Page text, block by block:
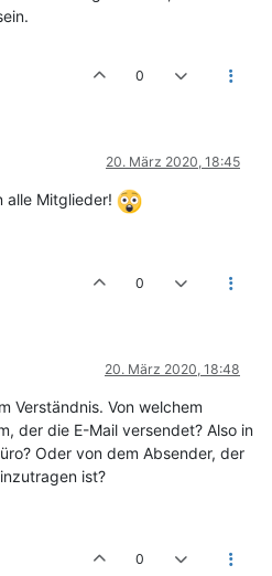
0
20. März 2020, 18:45
alle Mitglieder!
0
20. März 2020, 18:48
Verständnis. Von welchem
der die E-Mail versendet? Also in
Oder von dem Absender, der
ist?
0